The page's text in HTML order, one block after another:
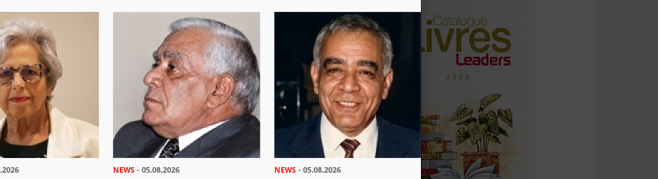
NEWS - 05.08.2026 NEWS- 05.08.2026